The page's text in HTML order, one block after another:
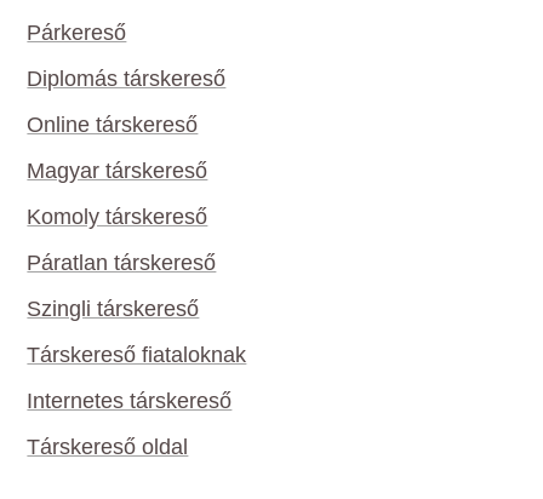
Párkereső
Diplomás társkereső
Online társkereső
Magyar társkereső
Komoly társkereső
Páratlan társkereső
Szingli társkereső
Társkereső fiataloknak
Internetes társkereső
Társkereső oldal